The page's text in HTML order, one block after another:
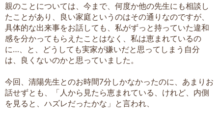
親のことについては、今まで、何度か他の先生にも相談し
たことがあり、良い家庭というのはその通りなのですが、
具体的な出来事をお話しても、私がずっと持っていた違和
感を分かってもらえたことはなく、私は恵まれているの
に…、と、どうしても実家が嫌いだと思ってしまう自分
は、良くないのかと思っていました。
今回、清陽先生とのお時間7分しかなかったのに、あまりお
話せずとも、「人から見たら恵まれている、けれど、内側
を見ると、ハズレだったかな」と言われ、